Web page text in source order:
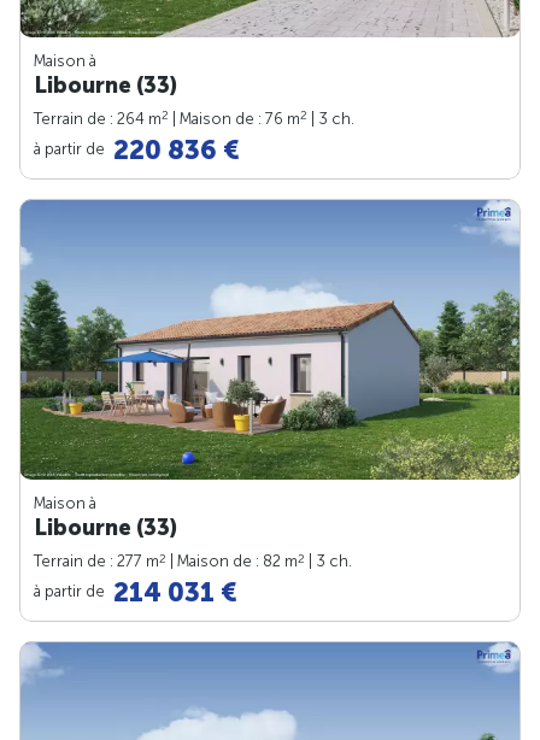
Maison à
Libourne (33)
Terrain de : 264 m2 | Maison de : 76 m2
| 3 ch.
à partir de 220 836 €
Maison à
Libourne (33)
Terrain de : 277 m2 | Maison de : 82 m2
| 3 ch.
à partir de 214 031 €